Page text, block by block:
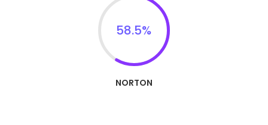
58.5%
NORTON